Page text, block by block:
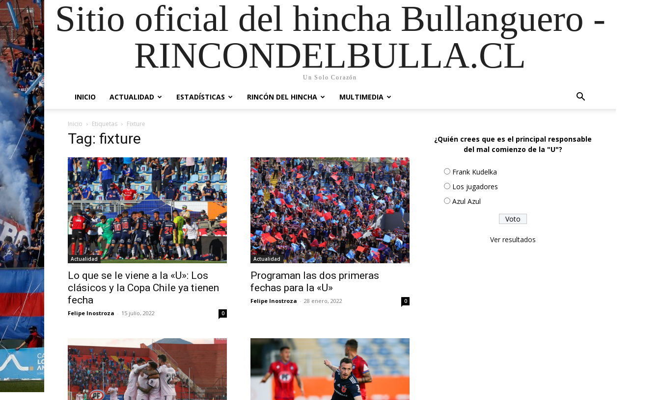
Sitio oficial del hincha Bullanguero -
RINCONDELBULLA.CL
Un Solo Corazón
INICIO ACTUALIDAD ESTADÍSTICAS RINCÓN DEL HINCHA MULTIMEDIA
Inicio Etiquetas Fixture
Tag: fixture
Actualidad
Lo que se le viene a la «U»: Los
clásicos y la Copa Chile ya tienen
fecha
Felipe Inostroza - 15 julio, 2022 0
Actualidad
Programan las dos primeras
fechas para la «U»
Felipe Inostroza - 28 enero, 2022 0
¿Quién crees que es el principal responsable
del mal comienzo de la "U"?
Frank Kudelka
Los jugadores
Azul Azul
Ver resultados